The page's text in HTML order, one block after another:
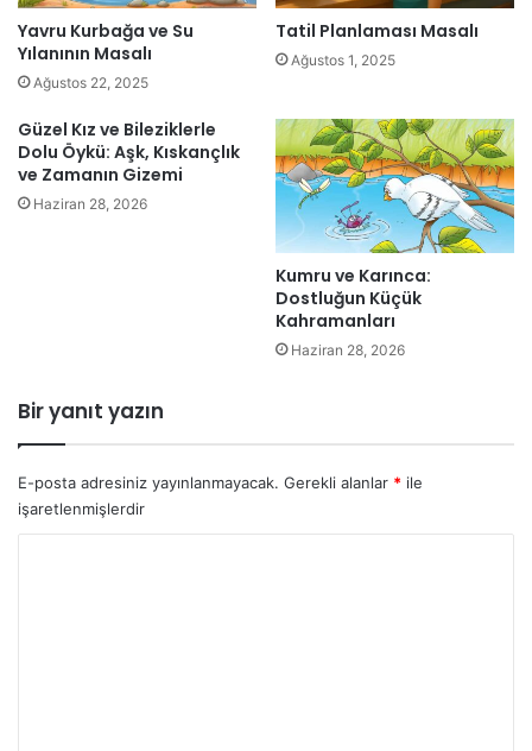
Yavru Kurbağa ve Su
Yılanının Masalı
Ağustos 22, 2025
Tatil Planlaması Masalı
Ağustos 1, 2025
Güzel Kız ve Bileziklerle
Dolu Öykü: Aşk, Kıskançlık
ve Zamanın Gizemi
Haziran 28, 2026
Kumru ve Karınca:
Dostluğun Küçük
Kahramanları
Haziran 28, 2026
Bir yanıt yazın
E-posta adresiniz yayınlanmayacak. Gerekli alanlar * ile
işaretlenmişlerdir